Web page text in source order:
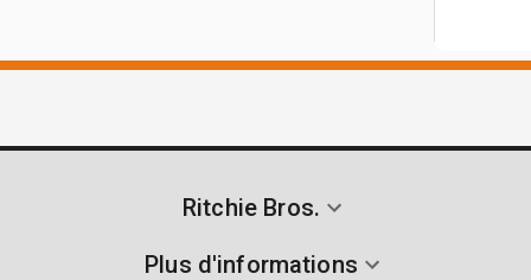
Ritchie Bros.
Plus d'informations